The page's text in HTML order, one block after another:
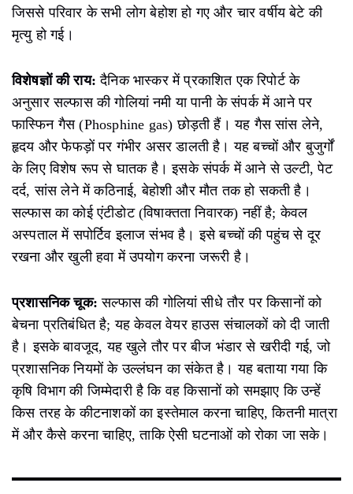
जिससे परिवार के सभी लोग बेहोश हो गए और चार वर्षीय बेटे की
मृत्यु हो गई।
विशेषज्ञों की राय:दैनिक भास्कर में प्रकाशित एक रिपोर्ट के
अनुसार सल्फास की गोलियां नमी या पानी के संपर्क में आने पर
फास्फिन गैस (Phosphine gas) छोड़ती हैं। यह गैस सांस लेने,
हृदय और फेफड़ों पर गंभीर असर डालती है। यह बच्चों और बुजुर्गों
के लिए विशेष रूप से घातक है। इसके संपर्क में आने से उल्टी, पेट
दर्द, सांस लेने में कठिनाई, बेहोशी और मौत तक हो सकती है।
सल्फास का कोई एंटीडोट (विषाक्तता निवारक) नहीं है; केवल
अस्पताल में सपोर्टिव इलाज संभव है। इसे बच्चों की पहुंच से दूर
रखना और खुली हवा में उपयोग करना जरूरी है।
प्रशासनिक चूक:सल्फास की गोलियां सीधे तौर पर किसानों को
बेचना प्रतिबंधित है; यह केवल वेयर हाउस संचालकों को दी जाती
है। इसके बावजूद, यह खुले तौर पर बीज भंडार से खरीदी गई, जो
प्रशासनिक नियमों के उल्लंघन का संकेत है। यह बताया गया कि
कृषि विभाग की जिम्मेदारी है कि वह किसानों को समझाए कि उन्हें
किस तरह के कीटनाशकों का इस्तेमाल करना चाहिए, कितनी मात्रा
में और कैसे करना चाहिए, ताकि ऐसी घटनाओं को रोका जा सके।